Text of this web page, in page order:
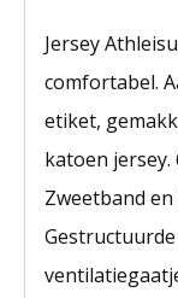
Jersey
comfortabel.
etiket,
katoen jersey.
Zweetband